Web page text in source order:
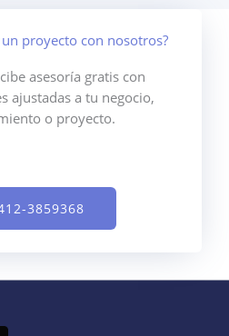
proyecto con nosotros?
asesoría gratis con
ajustadas a tu negocio,
o proyecto.
3859368